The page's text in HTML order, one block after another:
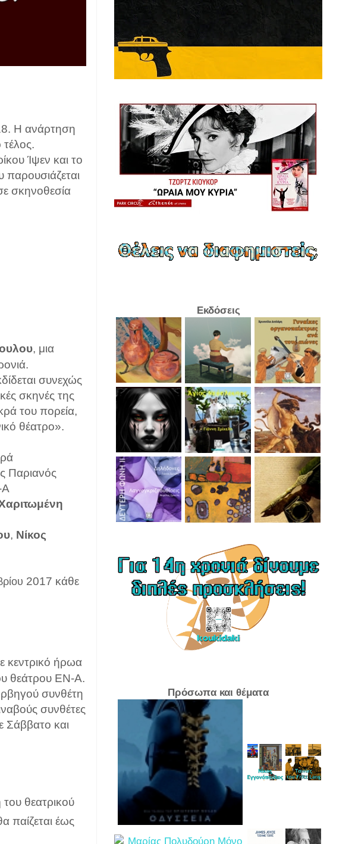
Η ανάρτηση
τέλος.
Ίψεν και το
σκηνοθεσία
, μια
συνεχώς
σκηνές της
του πορεία,
θέατρο».
Παριανός
Α
, Νίκος
2017 κάθε
κεντρικό ήρωα
θεάτρου ΕΝ-Α.
συνθέτη
συνθέτες
Σάββατο και
θεατρικού
παίζεται έως
Εκδόσεις
Πρόσωπα και θέματα